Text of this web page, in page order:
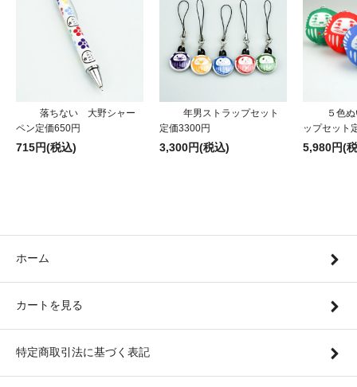
落ちない 大野シャー
ペン定価650円
715円(税込)
年男ストラップセット
定価3300円
3,300円(税込)
５色
ップセット
5,980円(
ホーム
カートを見る
特定商取引法に基づく表記